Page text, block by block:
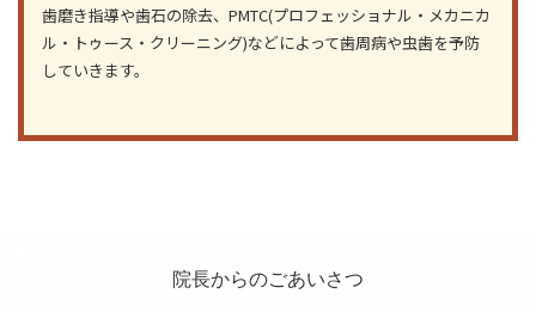
歯磨き指導や歯石の除去、PMTC(プロフェッショナル・メカニカ
ル・トゥース・クリーニング)などによって歯周病や虫歯を予防
していきます。
院長からのごあいさつ